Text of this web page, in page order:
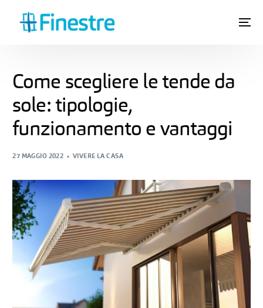
Come scegliere le tende da
sole: tipologie,
funzionamento e vantaggi
27 MAGGIO 2022 VIVERE LA CASA